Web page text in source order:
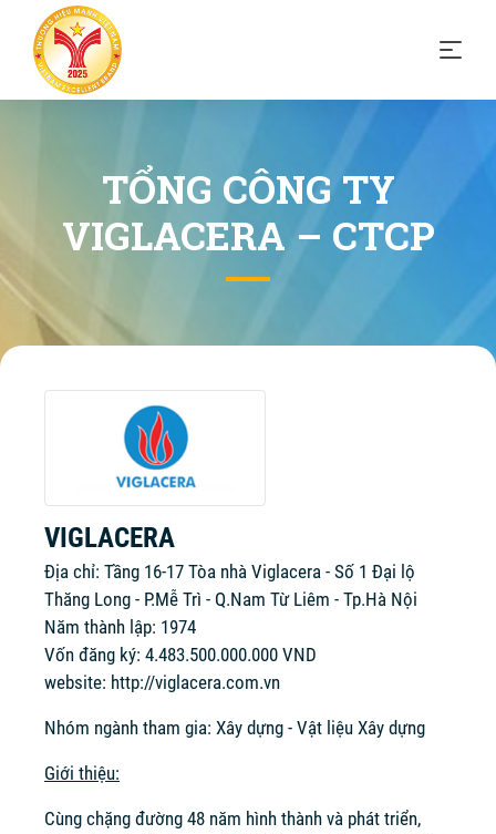
TỔNG CÔNG TY
VIGLACERA – CTCP
VIGLACERA
Địa chỉ: Tầng 16-17 Tòa nhà Viglacera - Số 1 Đại lộ
Thăng Long - P.Mễ Trì - Q.Nam Từ Liêm - Tp.Hà Nội
Năm thành lập: 1974
Vốn đăng ký: 4.483.500.000.000 VND
website: http://viglacera.com.vn
Nhóm ngành tham gia: Xây dựng - Vật liệu Xây dựng
Giới thiệu:
Cùng chặng đường 48 năm hình thành và phát triển,